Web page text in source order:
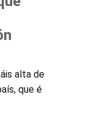
alta de
que é